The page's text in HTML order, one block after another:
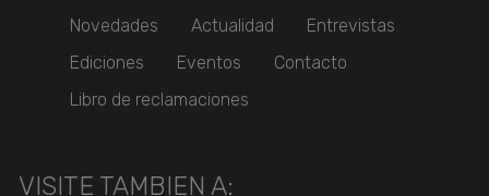
Novedades
Actualidad
Entrevistas
Ediciones
Eventos
Contacto
Libro de reclamaciones
VISITE TAMBIEN A: